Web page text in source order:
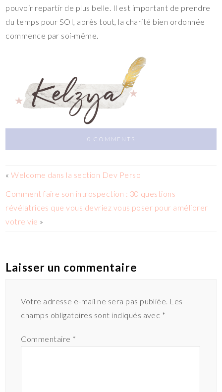
pouvoir repartir de plus belle. Il est important de prendre
du temps pour SOI, après tout, la charité bien ordonnée
commence par soi-même.
0 COMMENTS
«Welcome dans la section Dev Perso
Comment faire son introspection : 30 questions
révélatrices que vous devriez vous poser pour améliorer
votre vie »
Laisser un commentaire
Votre adresse e-mail ne sera pas publiée. Les
champs obligatoires sont indiqués avec *
Commentaire *